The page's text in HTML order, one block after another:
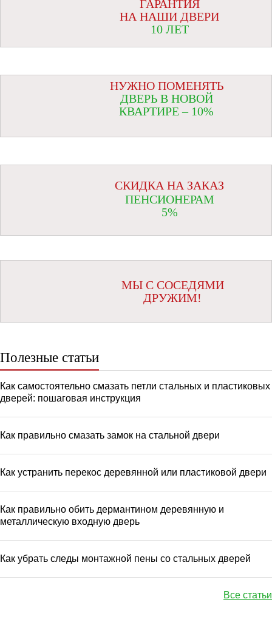
ГАРАНТИЯ
НА НАШИ ДВЕРИ
10 ЛЕТ
НУЖНО ПОМЕНЯТЬ
ДВЕРЬ В НОВОЙ
КВАРТИРЕ – 10%
СКИДКА НА ЗАКАЗ
ПЕНСИОНЕРАМ
5%
МЫ С СОСЕДЯМИ
ДРУЖИМ!
Полезные статьи
Как самостоятельно смазать петли стальных и пластиковых
дверей: пошаговая инструкция
Как правильно смазать замок на стальной двери
Как устранить перекос деревянной или пластиковой двери
Как правильно обить дермантином деревянную и
металлическую входную дверь
Как убрать следы монтажной пены со стальных дверей
Все статьи